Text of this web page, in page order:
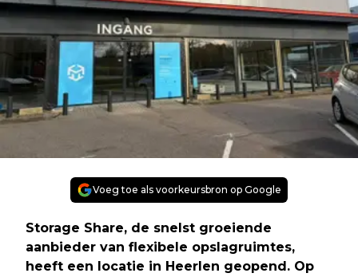
Voeg toe als voorkeursbron op Google
Storage Share, de snelst groeiende
aanbieder van flexibele opslagruimtes,
heeft een locatie in Heerlen geopend. Op